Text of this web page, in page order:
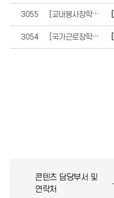
3055 [교내봉사장학금]
3054 [국가근로장학금]
콘텐츠 담당부서 및
연락처